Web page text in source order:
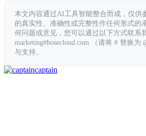
本文内容通过AI工具智能整合而成，仅供
的真实性、准确性或完整性作任何形式的
何问题或意见，您可以通过以下方式联系
marketing#hosecloud.com （请将 # 替换
与支持。
captain